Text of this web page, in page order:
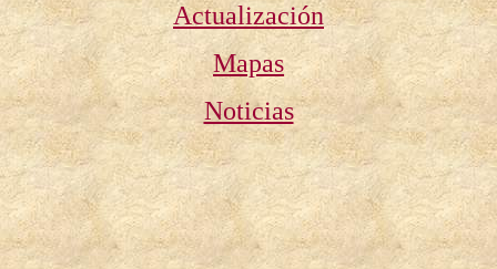
Actualización
Mapas
Noticias